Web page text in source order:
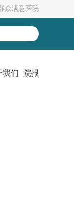
众满意医院
我们 院报